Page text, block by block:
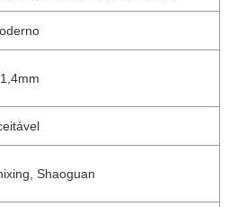
Shaoguan